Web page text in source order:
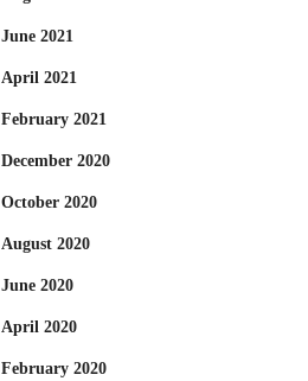
June 2021
April 2021
February 2021
December 2020
October 2020
August 2020
June 2020
April 2020
February 2020